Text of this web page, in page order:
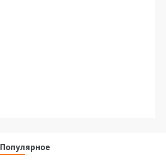
Популярное